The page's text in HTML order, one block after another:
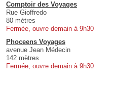
Comptoir des Voyages
Rue Gioffredo
80 mètres
Fermée, ouvre demain à 9h30
Phoceens Voyages
avenue Jean Médecin
142 mètres
Fermée, ouvre demain à 9h30